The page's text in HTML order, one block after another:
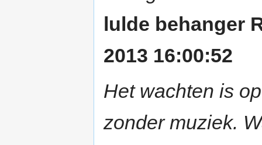
lulde behanger
2013 16:00:52
Het wachten is
zonder muziek.